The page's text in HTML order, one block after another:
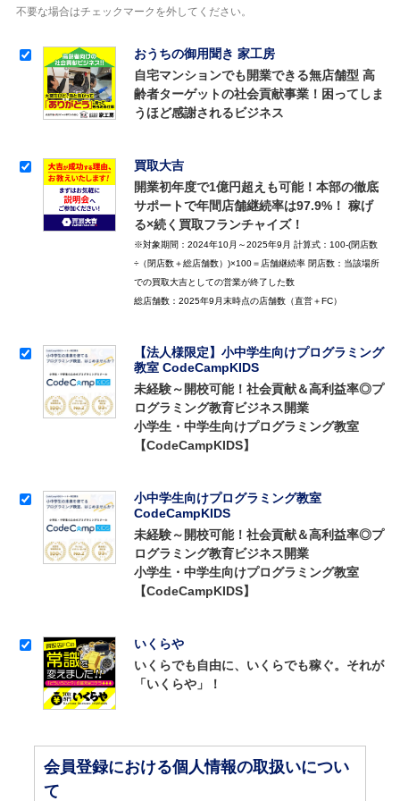
不要な場合はチェックマークを外してください。
おうちの御用聞き 家工房
自宅マンションでも開業できる無店舗型 高
齢者ターゲットの社会貢献事業！困ってしま
うほど感謝されるビジネス
買取大吉
開業初年度で1億円超えも可能！本部の徹底
サポートで年間店舗継続率は97.9%！ 稼げ
る×続く買取フランチャイズ！
※対象期間：2024年10月～2025年9月 計算式：100-(閉店数
÷（閉店数＋総店舗数）)×100＝店舗継続率 閉店数：当該場所
での買取大吉としての営業が終了した数
総店舗数：2025年9月末時点の店舗数（直営＋FC）
【法人様限定】小中学生向けプログラミング
教室 CodeCampKIDS
未経験～開校可能！社会貢献＆高利益率◎プ
ログラミング教育ビジネス開業
小学生・中学生向けプログラミング教室
【CodeCampKIDS】
小中学生向けプログラミング教室
CodeCampKIDS
未経験～開校可能！社会貢献＆高利益率◎プ
ログラミング教育ビジネス開業
小学生・中学生向けプログラミング教室
【CodeCampKIDS】
いくらや
いくらでも自由に、いくらでも稼ぐ。それが
「いくらや」！
会員登録における個人情報の取扱いについ
て